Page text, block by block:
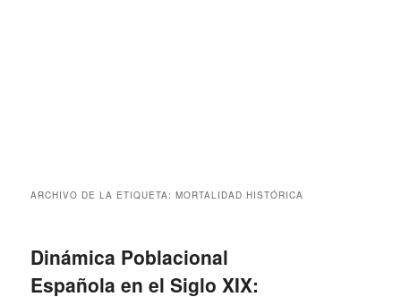
ARCHIVO DE LA ETIQUETA:MORTALIDAD HISTÓRICA
Dinámica Poblacional
Española en el Siglo XIX: